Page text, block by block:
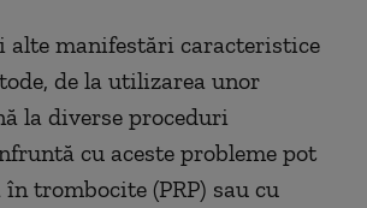
alte manifestări caracteristice
de la utilizarea unor
la diverse proceduri
cu aceste probleme pot
trombocite (PRP) sau cu